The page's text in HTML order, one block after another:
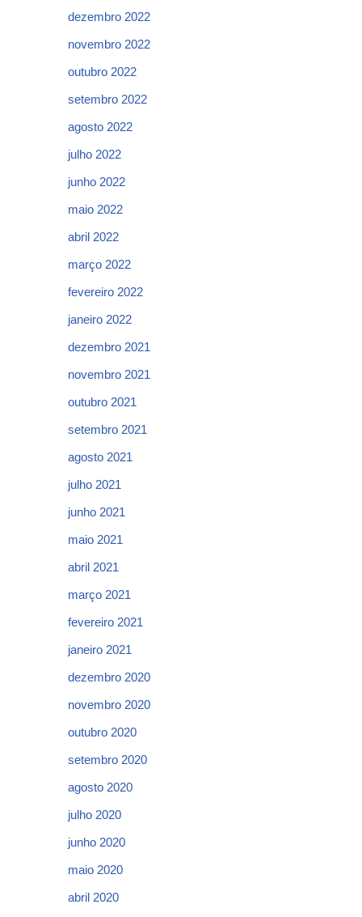
dezembro 2022
novembro 2022
outubro 2022
setembro 2022
agosto 2022
julho 2022
junho 2022
maio 2022
abril 2022
março 2022
fevereiro 2022
janeiro 2022
dezembro 2021
novembro 2021
outubro 2021
setembro 2021
agosto 2021
julho 2021
junho 2021
maio 2021
abril 2021
março 2021
fevereiro 2021
janeiro 2021
dezembro 2020
novembro 2020
outubro 2020
setembro 2020
agosto 2020
julho 2020
junho 2020
maio 2020
abril 2020